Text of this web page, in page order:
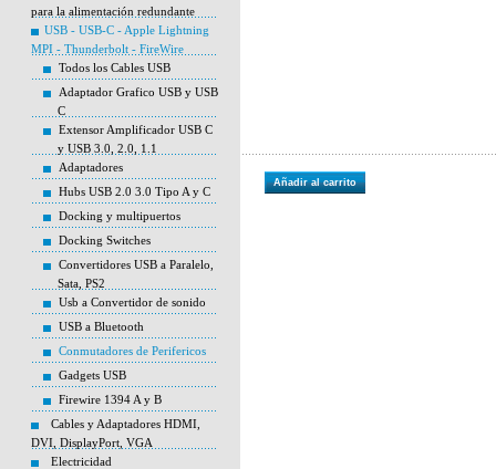
para la alimentación redundante
USB - USB-C - Apple Lightning
MPI - Thunderbolt - FireWire
Todos los Cables USB
Adaptador Grafico USB y USB
C
Extensor Amplificador USB C
y USB 3.0, 2.0, 1.1
Adaptadores
Hubs USB 2.0 3.0 Tipo A y C
Docking y multipuertos
Docking Switches
Convertidores USB a Paralelo,
Sata, PS2
Usb a Convertidor de sonido
USB a Bluetooth
Conmutadores de Perifericos
Gadgets USB
Firewire 1394 A y B
Cables y Adaptadores HDMI,
DVI, DisplayPort, VGA
Electricidad
Añadir al carrito